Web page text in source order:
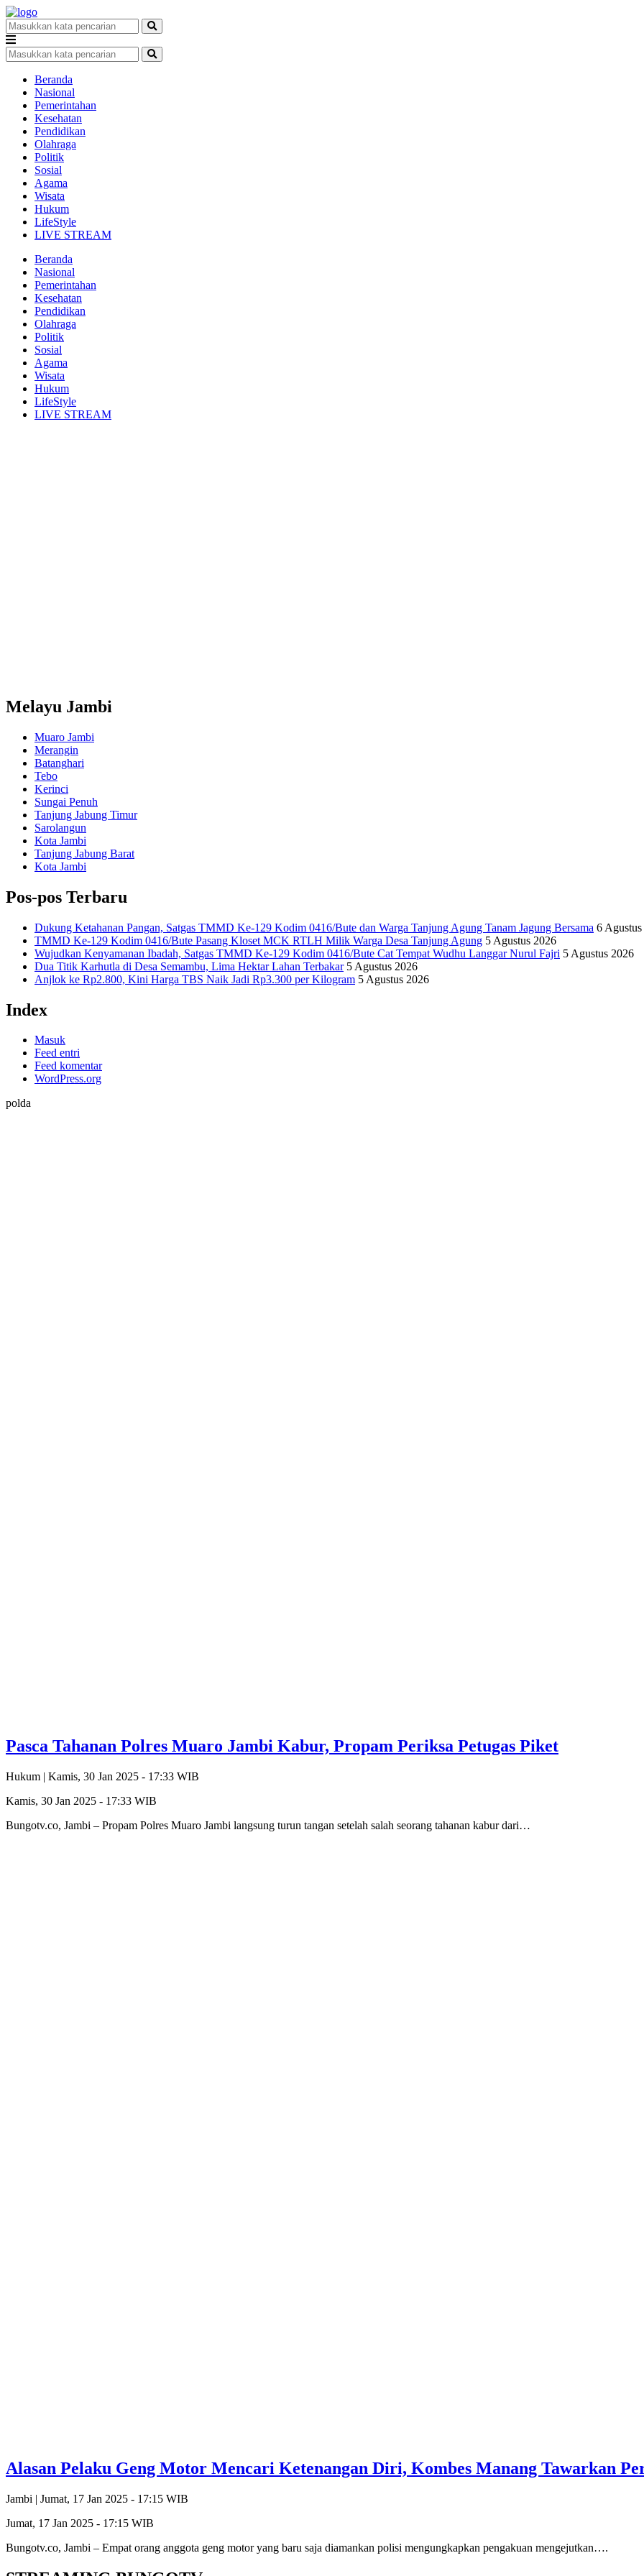
Beranda
Nasional
Pemerintahan
Kesehatan
Pendidikan
Olahraga
Politik
Sosial
Agama
Wisata
Hukum
LifeStyle
LIVE STREAM
Beranda
Nasional
Pemerintahan
Kesehatan
Pendidikan
Olahraga
Politik
Sosial
Agama
Wisata
Hukum
LifeStyle
LIVE STREAM
Melayu Jambi
Muaro Jambi
Merangin
Batanghari
Tebo
Kerinci
Sungai Penuh
Tanjung Jabung Timur
Sarolangun
Kota Jambi
Tanjung Jabung Barat
Kota Jambi
Pos-pos Terbaru
Dukung Ketahanan Pangan, Satgas TMMD Ke-129 Kodim 0416/Bute dan Warga Tanjung Agung Tanam Jagung Bersama 6
TMMD Ke-129 Kodim 0416/Bute Pasang Kloset MCK RTLH Milik Warga Desa Tanjung Agung 5 Agustus 2026
Wujudkan Kenyamanan Ibadah, Satgas TMMD Ke-129 Kodim 0416/Bute Cat Tempat Wudhu Langgar Nurul Fajri 5 Agustus 2026
Dua Titik Karhutla di Desa Semambu, Lima Hektar Lahan Terbakar 5 Agustus 2026
Anjlok ke Rp2.800, Kini Harga TBS Naik Jadi Rp3.300 per Kilogram 5 Agustus 2026
Index
Masuk
Feed entri
Feed komentar
WordPress.org
polda
Pasca Tahanan Polres Muaro Jambi Kabur, Propam Periksa Petugas Piket
Hukum | Kamis, 30 Jan 2025 - 17:33 WIB
Kamis, 30 Jan 2025 - 17:33 WIB
Bungotv.co, Jambi – Propam Polres Muaro Jambi langsung turun tangan setelah salah seorang tahanan kabur dari…
Alasan Pelaku Geng Motor Mencari Ketenangan Diri, Kombes Manang Tawarkan
Jambi | Jumat, 17 Jan 2025 - 17:15 WIB
Jumat, 17 Jan 2025 - 17:15 WIB
Bungotv.co, Jambi – Empat orang anggota geng motor yang baru saja diamankan polisi mengungkapkan pengakuan mengejutkan….